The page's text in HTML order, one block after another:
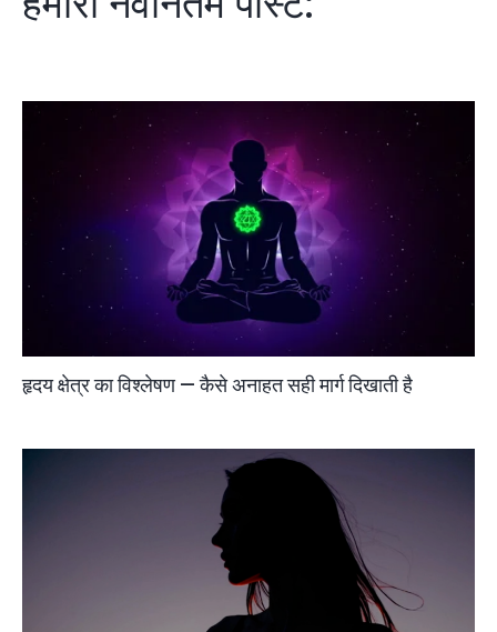
हृदय क्षेत्र का विश्लेषण — कैसे अनाहत सही मार्ग दिखाती है